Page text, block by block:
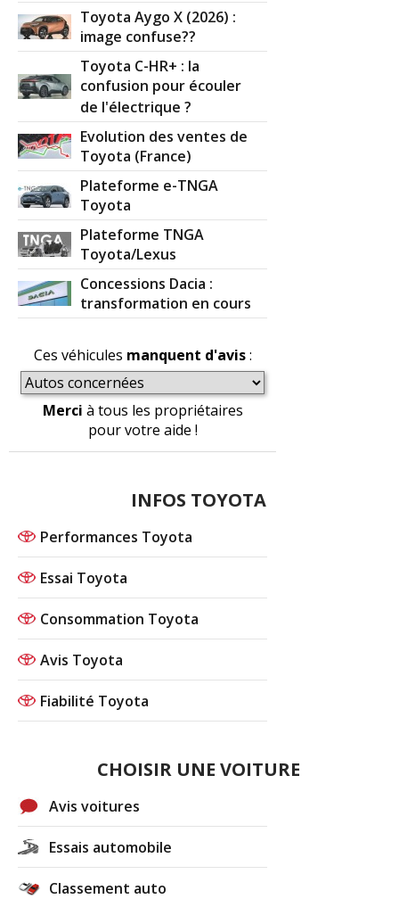
Toyota Aygo X (2026) :
image confuse??
Toyota C-HR+ : la
confusion pour écouler
de l'électrique ?
Evolution des ventes de
Toyota (France)
Plateforme e-TNGA
Toyota
Plateforme TNGA
Toyota/Lexus
Concessions Dacia :
transformation en cours
Ces véhicules manquent d'avis:
Merci à tous les propriétaires
pour votre aide !
INFOS TOYOTA
Performances Toyota
Essai Toyota
Consommation Toyota
Avis Toyota
Fiabilité Toyota
CHOISIR UNE VOITURE
Avis voitures
Essais automobile
Classement auto